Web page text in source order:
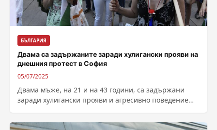
БЪЛГАРИЯ
Двама са задържаните заради хулигански прояви на
днешния протест в София
05/07/2025
Двама мъже, на 21 и на 43 години, са задържани
заради хулигански прояви и агресивно поведение